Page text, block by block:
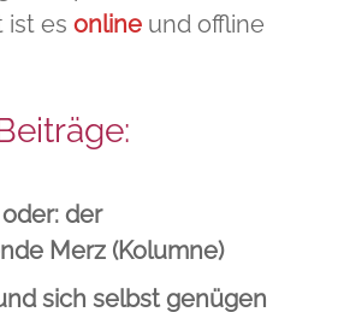
ist es online und offline
der
Merz (Kolumne)
sich selbst genügen